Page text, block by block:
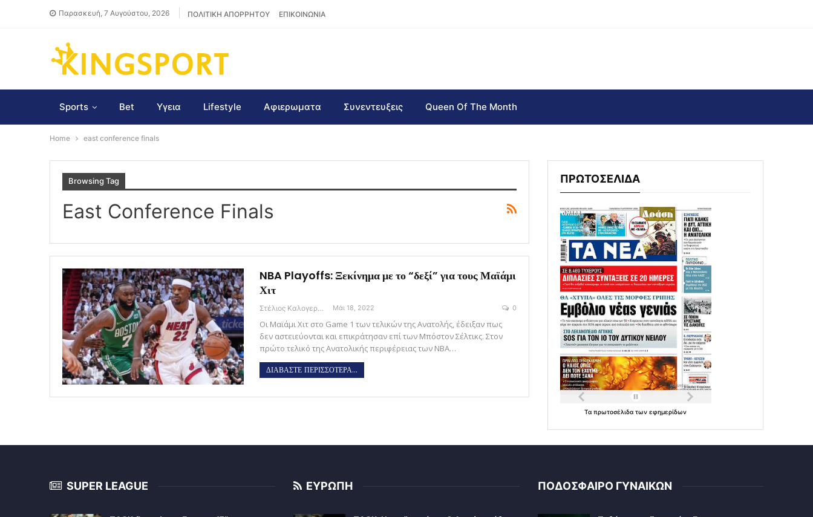
Παρασκευή, 7 Αυγούστου, 2026 ΠΟΛΙΤΙΚΗ ΑΠΟΡΡΗΤΟΥ ΕΠΙΚΟΙΝΩΝΙΑ
Sports Bet Υγεια Lifestyle Αφιερωματα Συνεντευξεις Queen Of The Month
Home east conference finals
Browsing Tag
East Conference Finals
NBA Playoffs: Ξεκίνημα με το “δεξί” για τους Μαϊάμι
Χιτ
Στέλιος Καλογεράς Μάι 18, 2022 0
Οι Μαϊάμι Χιτ στο Game 1 των τελικών της Ανατολής, έδειξαν πως
δεν αστειεύονται και επικράτησαν επί των Μπόστον Σέλτικς. Στον
πρώτο τελικό της Ανατολικής περιφέρειας των NBA…
ΔΙΑΒΑΣΤΕ ΠΕΡΙΣΣΟΤΕΡΑ...
ΠΡΩΤΟΣΕΛΙΔΑ
Ταπρωτοσέλιδατωνεφημερίδων
SUPER LEAGUE ΕΥΡΩΠΗ ΠΟΔΟΣΦΑΙΡΟ ΓΥΝΑΙΚΩΝ